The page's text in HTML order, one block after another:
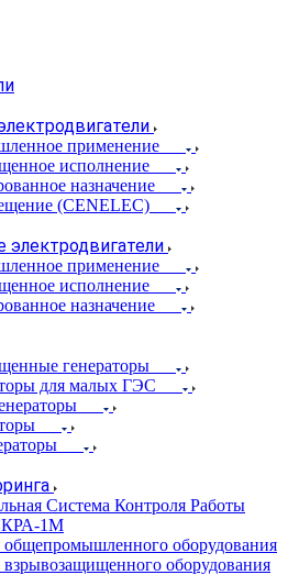
применение
исполнение
назначение
(CENELEC)
применение
исполнение
назначение
генераторы
для малых ГЭС
Система Контроля Работы
1М
оборудования
оборудования